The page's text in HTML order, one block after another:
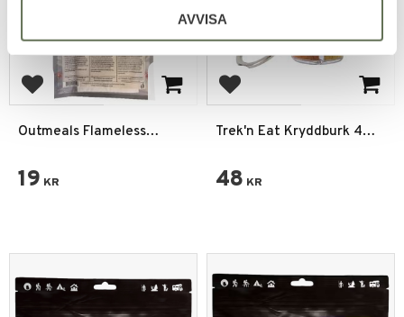
AVVISA
Lägg till i favoriter
Outmeals Flameless
19 KR
Lägg till i favoriter
Trek'n Eat Kryddburk 4
48 KR